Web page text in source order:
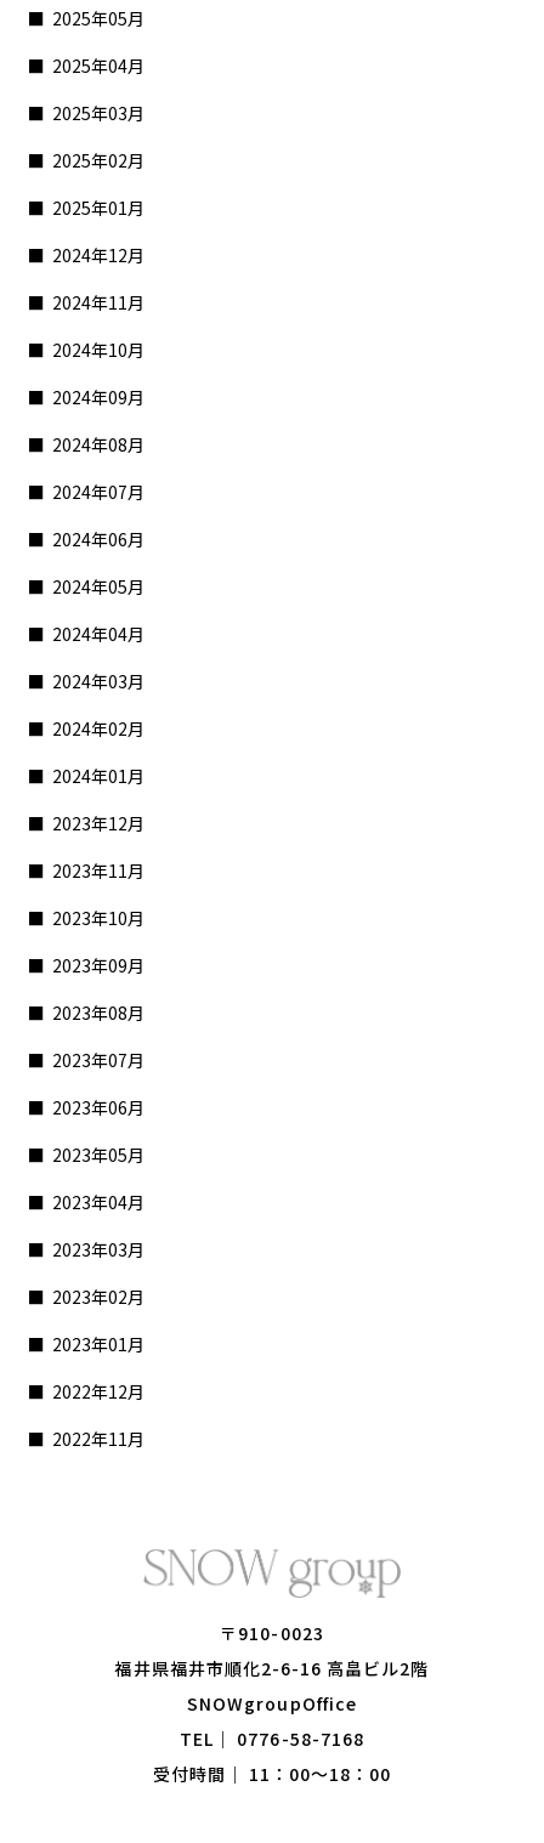
2025年05月
2025年04月
2025年03月
2025年02月
2025年01月
2024年12月
2024年11月
2024年10月
2024年09月
2024年08月
2024年07月
2024年06月
2024年05月
2024年04月
2024年03月
2024年02月
2024年01月
2023年12月
2023年11月
2023年10月
2023年09月
2023年08月
2023年07月
2023年06月
2023年05月
2023年04月
2023年03月
2023年02月
2023年01月
2022年12月
2022年11月
〒910-0023
​​​​​​​福井県福井市順化2-6-16 高畠ビル2階
​​​​​​​SNOWgroupOffice
TEL｜ 0776-58-7168
受付時間｜ 11：00～18：00